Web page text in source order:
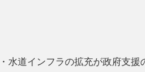
水道インフラの拡充が政府支援